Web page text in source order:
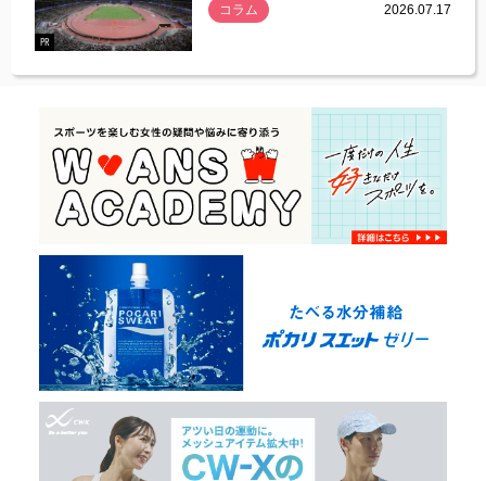
PR
コラム
2026.07.17